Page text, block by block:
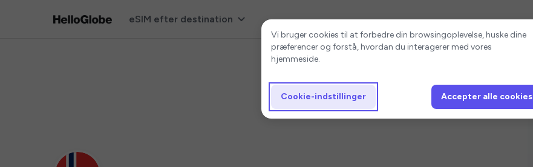
eSIM efter destination
Cookie-indstillinger
Vi bruger cookies til at forbedre din browsingoplevelse, huske dine
præferencer og forstå, hvordan du interagerer med vores
hjemmeside.
Cookie-indstillinger Accepter alle cookies